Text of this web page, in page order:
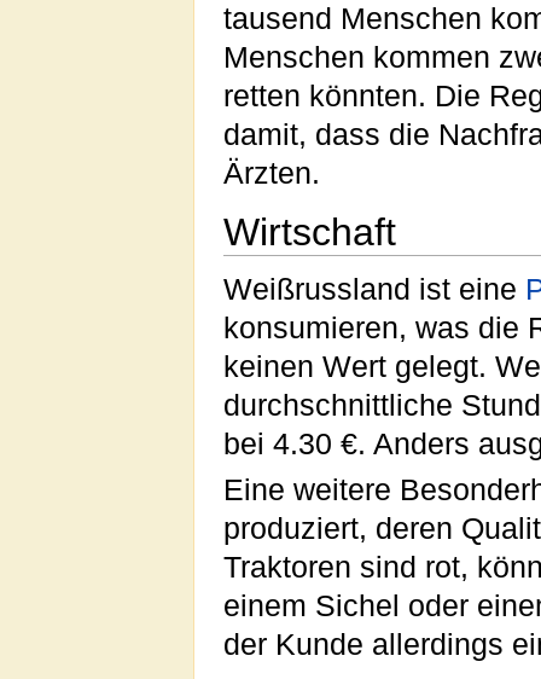
tausend Menschen
Menschen kommen
retten könnten. Die
damit, dass die
Ärzten.
Wirtschaft
Weißrussland ist eine
konsumieren, was die
keinen Wert gelegt.
durchschnittliche
bei 4.30 €. Anders
Eine weitere
produziert, deren
Traktoren sind rot,
einem Sichel oder
der Kunde allerdings